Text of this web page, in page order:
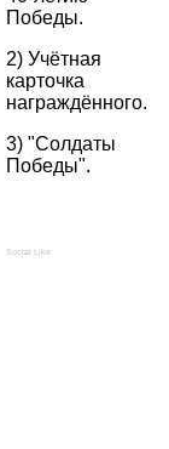
Победы.
2) Учётная
карточка
награждённого.
3) "Солдаты
Победы".
Social Like